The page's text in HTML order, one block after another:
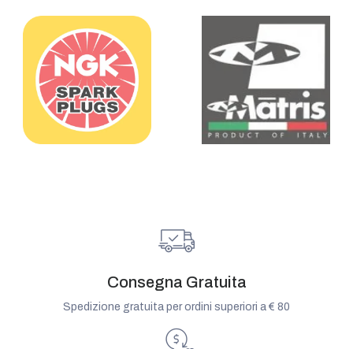
Consegna Gratuita
Spedizione gratuita per ordini superiori a € 80